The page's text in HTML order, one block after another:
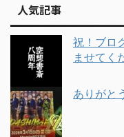
人気記事
祝！ブロ
ませてく
ありがと